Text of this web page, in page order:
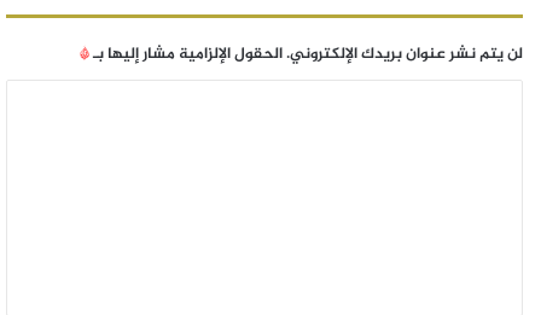
لن يتم نشر عنوان بريدك الإلكتروني.الحقول الإلزامية مشار إليها بـ*